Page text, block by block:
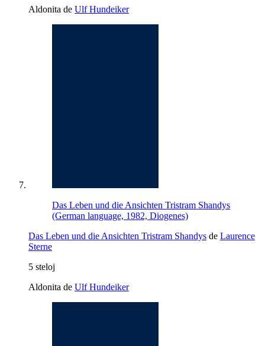
Aldonita de Ulf Hundeiker
Das Leben und die Ansichten Tristram Shandys
(German language, 1982, Diogenes)
Das Leben und die Ansichten Tristram Shandys de Laurence
Sterne
5 steloj
Aldonita de Ulf Hundeiker